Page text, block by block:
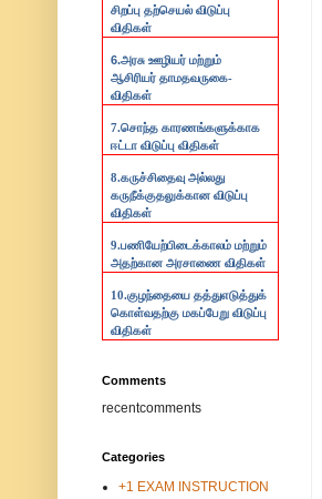
சிறப்பு தற்செயல் விடுப்பு
விதிகள்
6.அரசு ஊழியர் மற்றும்
ஆசிரியர் தாமதவருகை-
விதிகள்
7.சொந்த காரணங்களுக்காக
ஈட்டா விடுப்பு விதிகள்
8.கருச்சிதைவு அல்லது
கருநீக்குதலுக்கான விடுப்பு
விதிகள்
9.பணியேற்பிடைக்காலம் மற்றும்
அதற்கான அரசாணை விதிகள்
10.குழந்தையை தத்துஎடுத்துக்
கொள்வதற்கு மகப்பேறு விடுப்பு
விதிகள்
Comments
recentcomments
Categories
+1 EXAM INSTRUCTION